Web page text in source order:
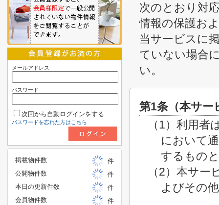
次のとおり対
情報の保護お
当サービスに
ていない場合
い。
第1条（本サー
（1）利用
において
するもの
（2）本サ
よびその
メールアドレス
パスワード
次回から自動ログインをする
パスワードを忘れた方はこちら
掲載物件数
件
公開物件数
件
本日の更新件数
件
会員物件数
件